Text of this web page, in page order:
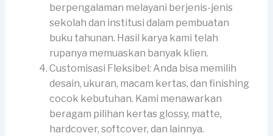
berpengalaman melayani berjenis-jenis
sekolah dan institusi dalam pembuatan
buku tahunan. Hasil karya kami telah
rupanya memuaskan banyak klien.
Customisasi Fleksibel: Anda bisa memilih
desain, ukuran, macam kertas, dan finishing
cocok kebutuhan. Kami menawarkan
beragam pilihan kertas glossy, matte,
hardcover, softcover, dan lainnya.